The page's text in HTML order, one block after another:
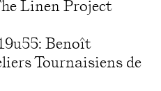
Linen Project
Benoît
Tournaisiens de